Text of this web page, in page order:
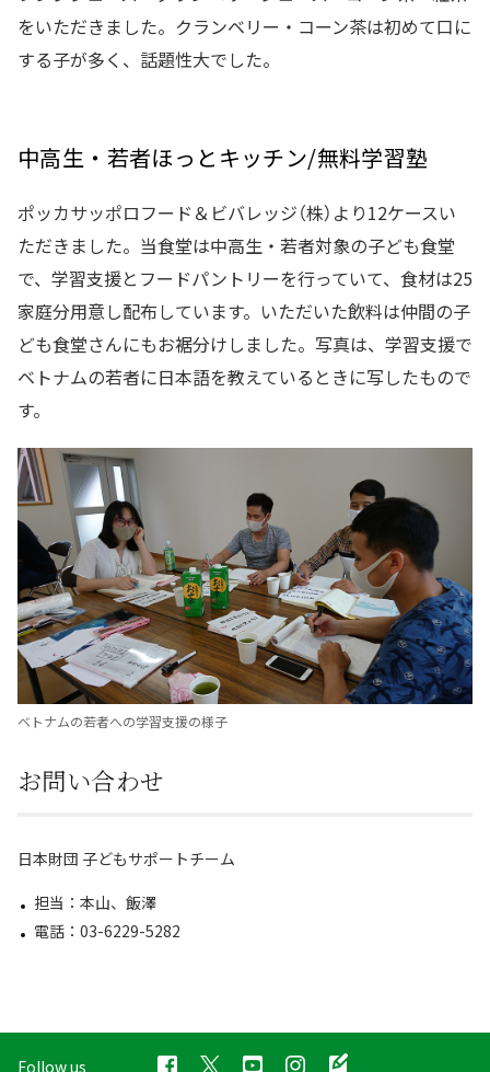
をいただきました。クランベリー・コーン茶は初めて口に
する子が多く、話題性大でした。
中高生・若者ほっとキッチン/無料学習塾
ポッカサッポロフード＆ビバレッジ（株）より12ケースい
ただきました。当食堂は中高生・若者対象の子ども食堂
で、学習支援とフードパントリーを行っていて、食材は25
家庭分用意し配布しています。いただいた飲料は仲間の子
ども食堂さんにもお裾分けしました。写真は、学習支援で
ベトナムの若者に日本語を教えているときに写したもので
す。
ベトナムの若者への学習支援の様子
お問い合わせ
日本財団 子どもサポートチーム
担当：本山、飯澤
電話：03-6229-5282
Follow us